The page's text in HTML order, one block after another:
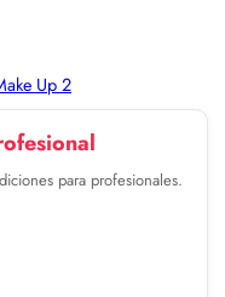
Up 2
para profesionales.